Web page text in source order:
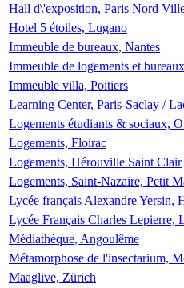
Hall d\'exposition, Paris Nord
Hotel 5 étoiles, Lugano
Immeuble de bureaux, Nantes
Immeuble de logements et
Immeuble villa, Poitiers
Learning Center, Paris-Saclay /
Logements étudiants & sociaux,
Logements, Floirac
Logements, Hérouville Saint Clair
Logements, Saint-Nazaire, Petit
Lycée français Alexandre Yersin,
Lycée Français Charles Lepierre,
Médiathèque, Angoulême
Métamorphose de l'insectarium,
Maaglive, Zürich